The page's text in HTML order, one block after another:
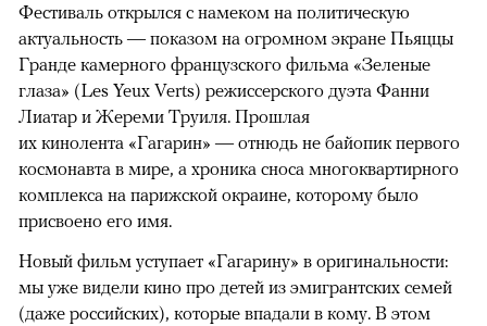
Фестиваль открылся с намеком на политическую
актуальность — показом на огромном экране Пьяццы
Гранде камерного французского фильма «Зеленые
глаза» (Les Yeux Verts) режиссерского дуэта Фанни
Лиатар и Жереми Труиля. Прошлая
их кинолента «Гагарин» — отнюдь не байопик первого
космонавта в мире, а хроника сноса многоквартирного
комплекса на парижской окраине, которому было
присвоено его имя.
Новый фильм уступает «Гагарину» в оригинальности:
мы уже видели кино про детей из эмигрантских семей
(даже российских), которые впадали в кому. В этом